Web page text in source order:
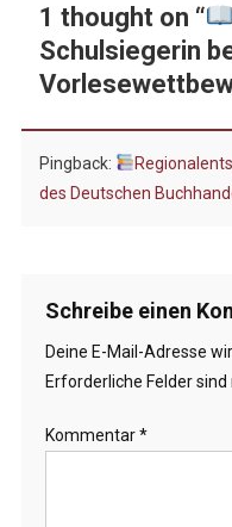
1 thought on “
Schulsiegerin
Pingback:
des Deutschen
Schreibe einen
Deine E-Mail-Adresse
Erforderliche Felder
Kommentar*